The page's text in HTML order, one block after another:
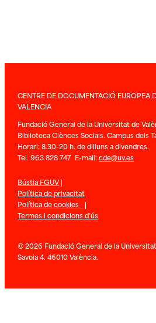
CENTRE DE DOCUMENTACIÓ EUROPEA
VALENCIA
Fundació General de la Universitat de
Biblioteca Ciènces Socials. Campus dels
Horari: 8.30-20 h. de dilluns a divendres.
Tel. 963 828 747 E-mail:cde@uv.es
Bústia FGUV|
Política de privacitat
Política de cookies |
Termes i condicions d’ús
© 2026 Fundació General de la
Savoia 4. 46010 València.